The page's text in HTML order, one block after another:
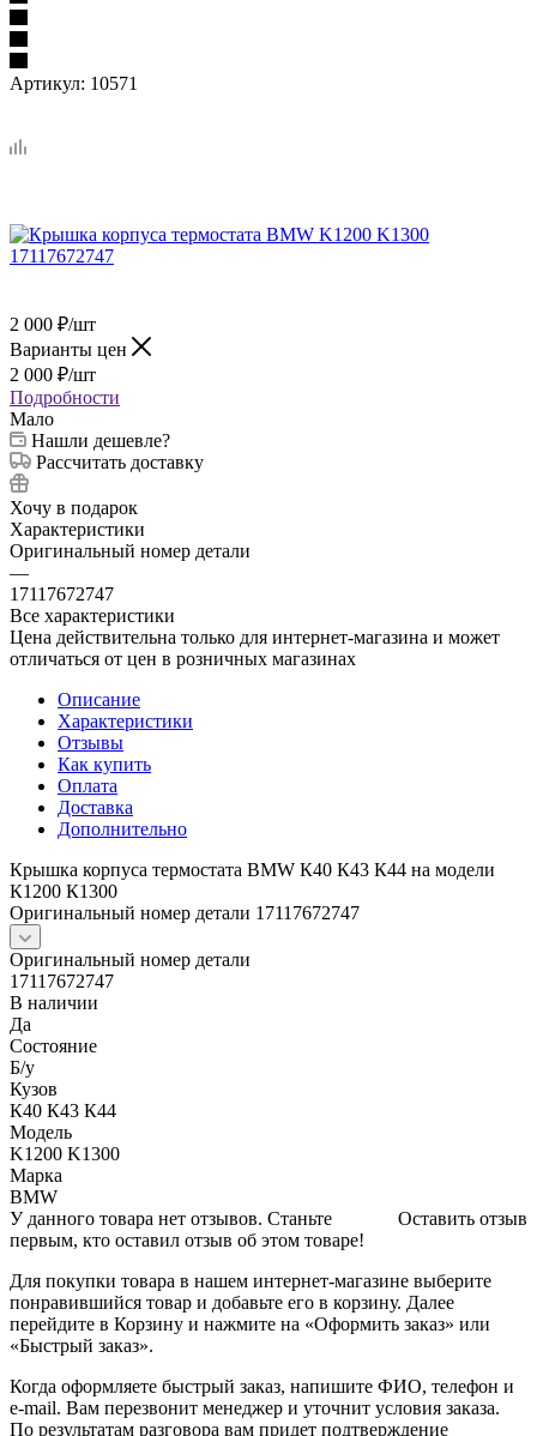
Артикул: 10571
2 000 ₽/шт
Варианты цен
2 000 ₽/шт
Подробности
Мало
Нашли дешевле?
Рассчитать доставку
Хочу в подарок
Характеристики
Оригинальный номер детали
—
17117672747
Все характеристики
Цена действительна только для интернет-магазина и может
отличаться от цен в розничных магазинах
Описание
Характеристики
Отзывы
Как купить
Оплата
Доставка
Дополнительно
Крышка корпуса термостата BMW К40 К43 К44 на модели
К1200 К1300
Оригинальный номер детали 17117672747
Оригинальный номер детали
17117672747
В наличии
Да
Состояние
Б/y
Кузов
К40 К43 К44
Модель
K1200 K1300
Марка
BMW
Оставить отзыв
У данного товара нет отзывов. Станьте
первым, кто оставил отзыв об этом товаре!
Для покупки товара в нашем интернет-магазине выберите
понравившийся товар и добавьте его в корзину. Далее
перейдите в Корзину и нажмите на «Оформить заказ» или
«Быстрый заказ».
Когда оформляете быстрый заказ, напишите ФИО, телефон и
e-mail. Вам перезвонит менеджер и уточнит условия заказа.
По результатам разговора вам придет подтверждение